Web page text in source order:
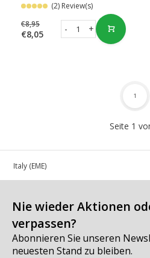
(2) Review(s)
€8,95
€8,05 +
-
Seite 1
1
in Italy (EME)
Nie wieder Aktionen
verpassen?
Abonnieren Sie unseren
neuesten Stand zu bleiben.